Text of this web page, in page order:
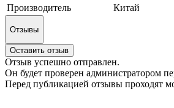
Производитель
Китай
Отзывы
Оставить отзыв
Отзыв успешно отправлен.
Он будет проверен администратором
Перед публикацией отзывы проходят